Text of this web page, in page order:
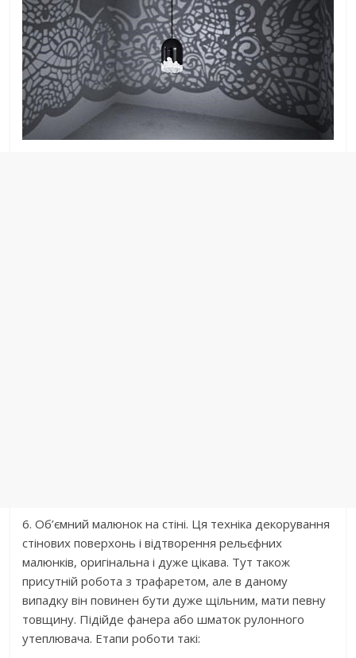
6. Об’ємний малюнок на стіні. Ця техніка декорування
стінових поверхонь і відтворення рельєфних
малюнків, оригінальна і дуже цікава. Тут також
присутній робота з трафаретом, але в даному
випадку він повинен бути дуже щільним, мати певну
товщину. Підійде фанера або шматок рулонного
утеплювача. Етапи роботи такі: